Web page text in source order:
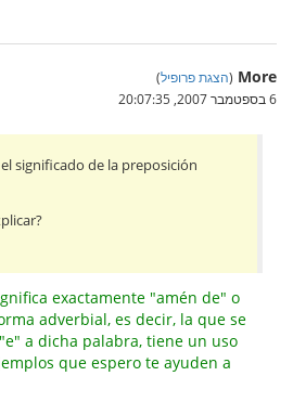
More
(הצגת פרופיל)
6 בספטמבר 2007, 20:07:35
significado de la preposición
exactamente "amén de" o
adverbial, es decir, la que se
a dicha palabra, tiene un uso
que espero te ayuden a